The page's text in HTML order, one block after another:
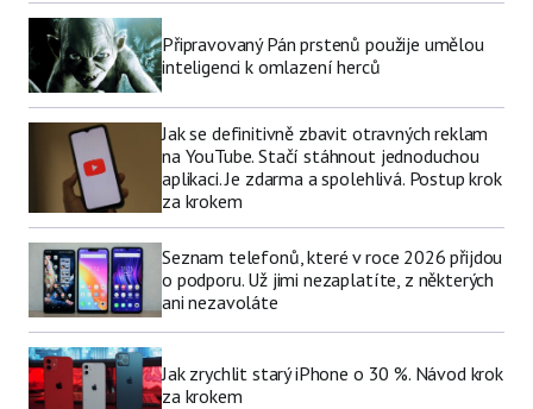
Připravovaný Pán prstenů použije umělou
inteligenci k omlazení herců
Jak se definitivně zbavit otravných reklam
na YouTube. Stačí stáhnout jednoduchou
aplikaci. Je zdarma a spolehlivá. Postup krok
za krokem
Seznam telefonů, které v roce 2026 přijdou
o podporu. Už jimi nezaplatíte, z některých
ani nezavoláte
Jak zrychlit starý iPhone o 30 %. Návod krok
za krokem